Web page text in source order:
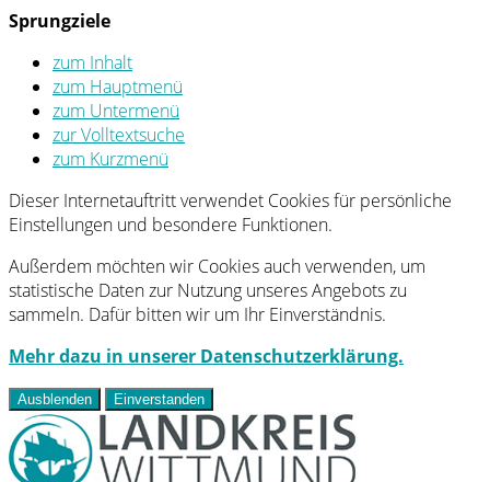
Sprungziele
zum Inhalt
zum Hauptmenü
zum Untermenü
zur Volltextsuche
zum Kurzmenü
Dieser Internetauftritt verwendet Cookies für persönliche
Einstellungen und besondere Funktionen.
Außerdem möchten wir Cookies auch verwenden, um
statistische Daten zur Nutzung unseres Angebots zu
sammeln. Dafür bitten wir um Ihr Einverständnis.
Mehr dazu in unserer Datenschutzerklärung.
Ausblenden Einverstanden